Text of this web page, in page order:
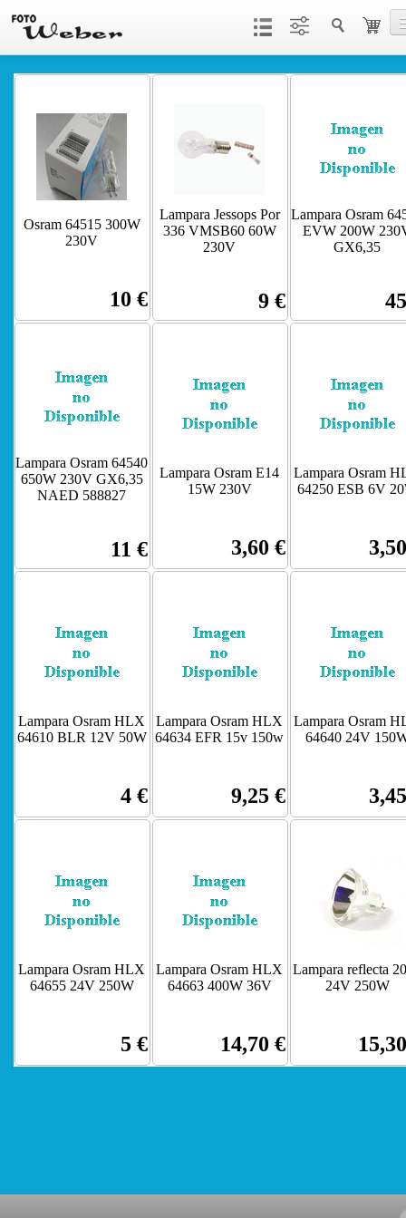
Productos
Servicios
Contacto
Osram 64515 300W
230V
10 €
Lampara Jessops Por
336 VMSB60 60W
230V
9 €
Lampara Osram
EVW 200W
GX6,35
Lampara Osram 64540
650W 230V GX6,35
NAED 588827
11 €
Lampara Osram E14
15W 230V
3,60 €
Lampara Osram
64250 ESB 6V
Lampara Osram HLX
64610 BLR 12V 50W
4 €
Lampara Osram HLX
64634 EFR 15v 150w
9,25 €
Lampara Osram
64640 24V
Lampara Osram HLX
64655 24V 250W
5 €
Lampara Osram HLX
64663 400W 36V
14,70 €
Lampara reflecta
24V 250W